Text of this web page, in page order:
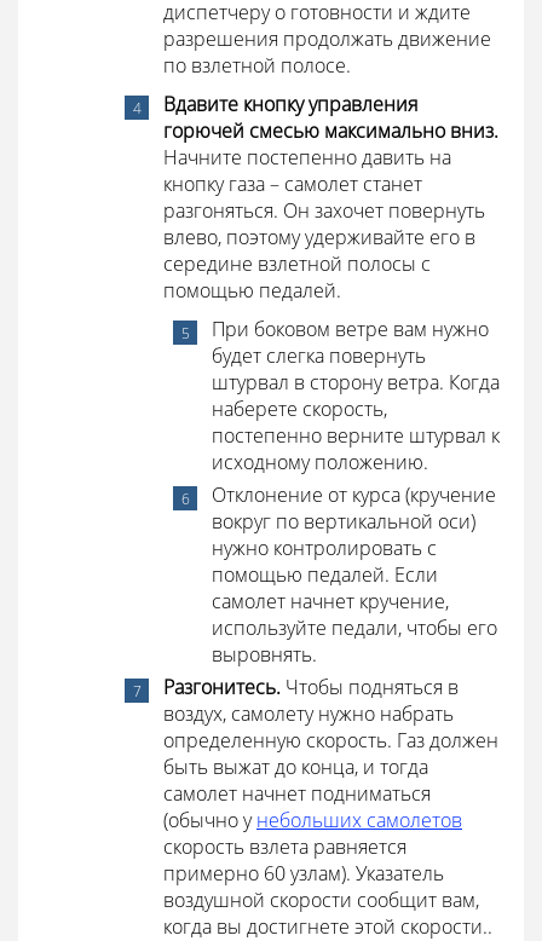
диспетчеру о готовности и ждите
разрешения продолжать движение
по взлетной полосе.
Вдавите кнопку управления
горючей смесью максимально вниз.
Начните постепенно давить на
кнопку газа – самолет станет
разгоняться. Он захочет повернуть
влево, поэтому удерживайте его в
середине взлетной полосы с
помощью педалей.
При боковом ветре вам нужно
будет слегка повернуть
штурвал в сторону ветра. Когда
наберете скорость,
постепенно верните штурвал к
исходному положению.
Отклонение от курса (кручение
вокруг по вертикальной оси)
нужно контролировать с
помощью педалей. Если
самолет начнет кручение,
используйте педали, чтобы его
выровнять.
Разгонитесь. Чтобы подняться в
воздух, самолету нужно набрать
определенную скорость. Газ должен
быть выжат до конца, и тогда
самолет начнет подниматься
(обычно унебольших самолетов
скорость взлета равняется
примерно 60 узлам). Указатель
воздушной скорости сообщит вам,
когда вы достигнете этой скорости..